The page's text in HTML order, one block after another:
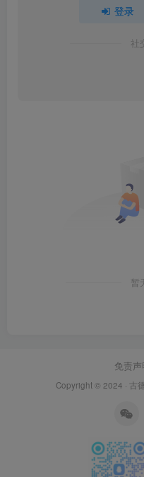
登录
社
暂
免责声
Copyright © 2024 · 古